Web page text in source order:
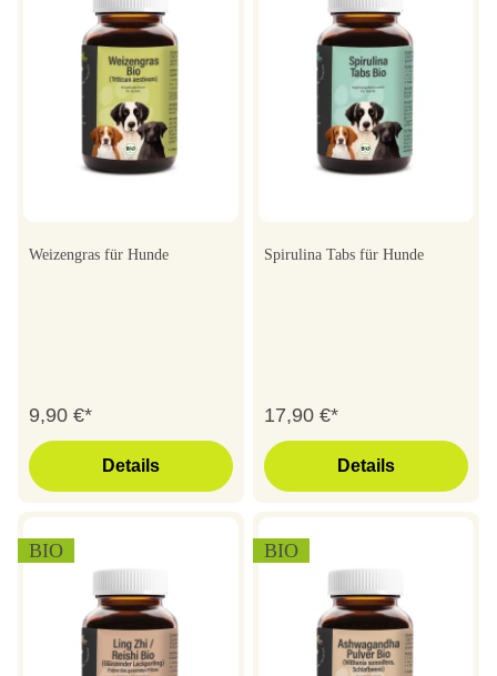
Weizengras für Hunde
9,90 €*
Details
Spirulina Tabs für Hunde
17,90 €*
Details
BIO BIO